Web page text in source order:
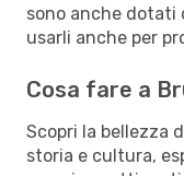
sono anche dotati
usarli anche per
Cosa fare a
Scopri la bellezza
storia e cultura,